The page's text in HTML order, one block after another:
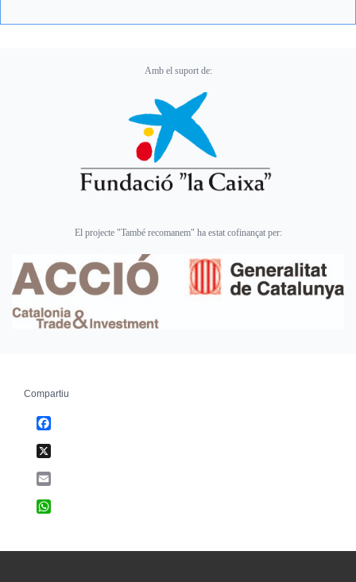
Amb el suport de:
El projecte "També recomanem" ha estat cofinançat per:
Compartiu